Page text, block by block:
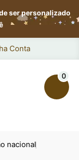
ser personalizado
Conta
0
nacional